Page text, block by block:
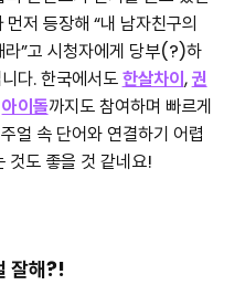
저 등장해 “내 남자친구의
”고 시청자에게 당부(?)하
다. 한국에서도한살차이,권
아이돌까지도 참여하며 빠르게
얼 속 단어와 연결하기 어렵
것도 좋을 것 같네요!
잘해?!